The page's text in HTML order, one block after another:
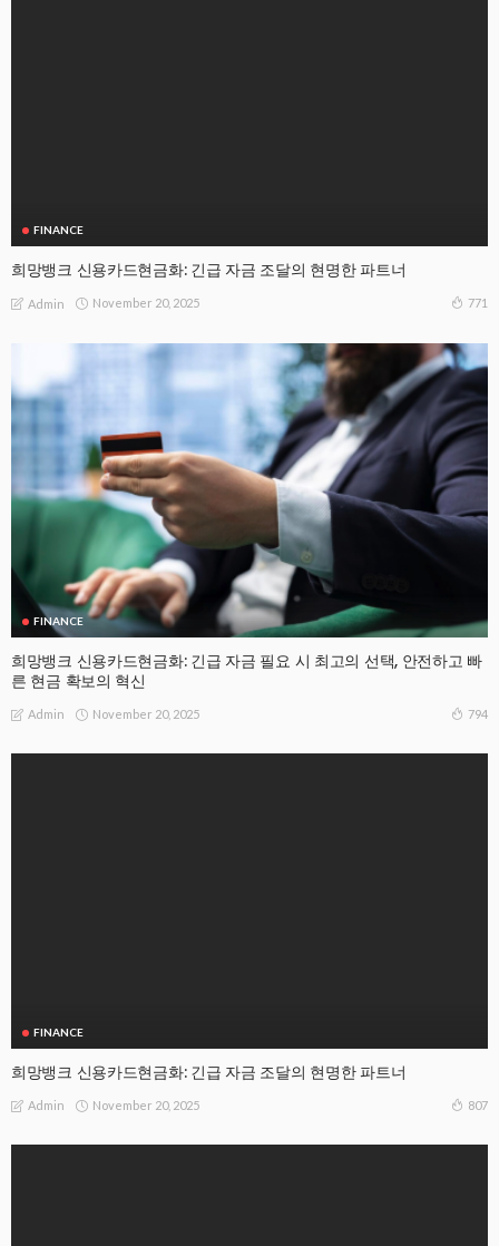
FINANCE
희망뱅크 신용카드현금화: 긴급 자금 조달의 현명한 파트너
Admin November 20, 2025 771
FINANCE
희망뱅크 신용카드현금화: 긴급 자금 필요 시 최고의 선택, 안전하고 빠
른 현금 확보의 혁신
Admin November 20, 2025 794
FINANCE
희망뱅크 신용카드현금화: 긴급 자금 조달의 현명한 파트너
Admin November 20, 2025 807